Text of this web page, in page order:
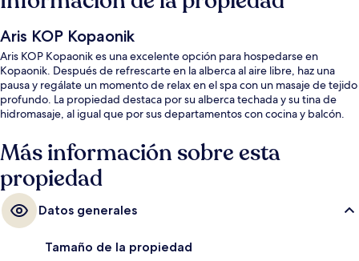
Aris KOP Kopaonik
Aris KOP Kopaonik es una excelente opción para hospedarse en
Kopaonik. Después de refrescarte en la alberca al aire libre, haz una
pausa y regálate un momento de relax en el spa con un masaje de tejido
profundo. La propiedad destaca por su alberca techada y su tina de
hidromasaje, al igual que por sus departamentos con cocina y balcón.
Más información sobre esta
propiedad
Datos generales
Tamaño de la propiedad